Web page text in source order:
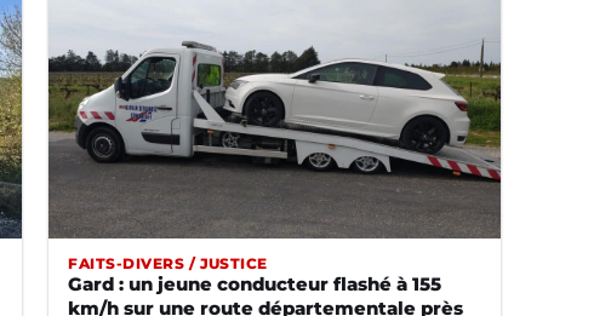
FAITS-DIVERS / JUSTICE
Gard : un jeune conducteur flashé à 155
km/h sur une route départementale près